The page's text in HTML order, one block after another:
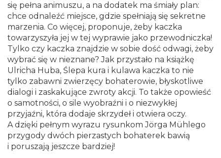
się pełna animuszu, a na dodatek ma śmiały plan:
chce odnaleźć miejsce, gdzie spełniają się sekretne
marzenia. Co więcej, proponuje, żeby kaczka
towarzyszyła jej w tej wyprawie jako przewodniczka!
Tylko czy kaczka znajdzie w sobie dość odwagi, żeby
wybrać się w nieznane? Jak przystało na książkę
Ulricha Huba, Ślepa kura i kulawa kaczka to nie
tylko zabawni zwierzęcy bohaterowie, błyskotliwe
dialogi i zaskakujące zwroty akcji. To także opowieść
o samotności, o sile wyobraźni i o niezwykłej
przyjaźni, która dodaje skrzydeł i otwiera oczy.
A dzięki pełnym wyrazu rysunkom Jörga Mühlego
przygody dwóch pierzastych bohaterek bawią
i poruszają jeszcze bardziej!